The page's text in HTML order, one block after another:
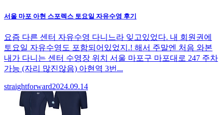
서울 마포 아현 스포렉스 토요일 자유수영 후기
요즘 다른 센터 자유수영 다니느라 잊고있었다. 내 회원권에
토요일 자유수영도 포함되어있었지.! 해서 주말엔 처음 와본
내가 다니는 센터 수영장 위치 서울 마포구 마포대로 247 주차
가능 (자리 많진않음) 아현역 3번...
straightforward2024.09.14